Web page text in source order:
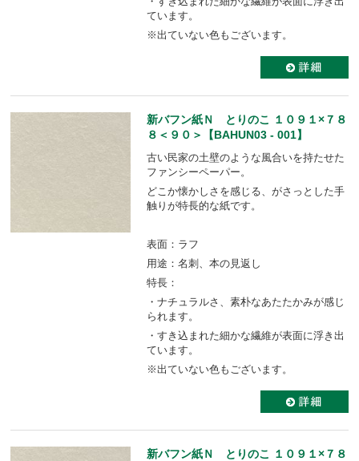
ています。
※出ていない色もございます。
新バフン紙Ｎ とりのこ １０９１×７８
８＜９０＞【BAHUN03 - 001】
古い民家の土壁のような風合いを持たせた
ファンシーペーパー。
どこか懐かしさを感じる、がさっとした手
触りが特長的な紙です。
表面：ラフ
用途：名刺、本の見返し
特長：
・ナチュラルさ、素朴なあたたかみが感じ
られます。
・すき込まれた細かな繊維が表面に浮き出
ています。
※出ていない色もございます。
新バフン紙Ｎ とりのこ １０９１×７８